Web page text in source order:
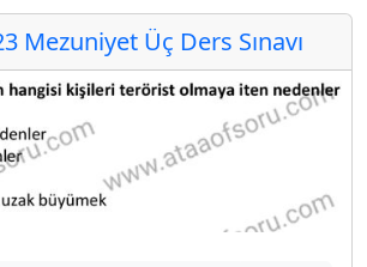
Mezuniyet Üç Ders Sınavı